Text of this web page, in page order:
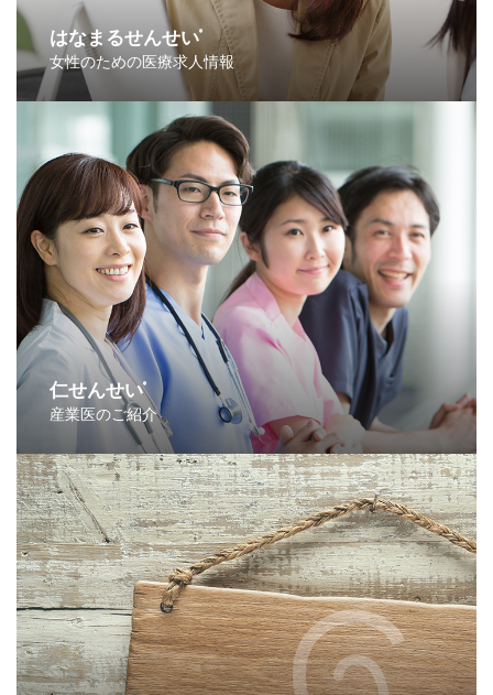
はなまるせんせい®
女性のための医療求人情報
仁せんせい®
産業医のご紹介